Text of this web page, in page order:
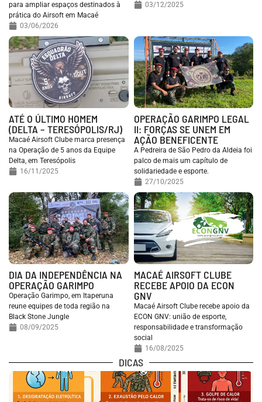
para ampliar espaços destinados à
prática do Airsoft em Macaé
03/06/2026
03/12/2025
ATÉ O ÚLTIMO HOMEM
(DELTA – TERESÓPOLIS/RJ)
Macaé Airsoft Clube marca presença
na Operação de 5 anos da Equipe
Delta, em Teresópolis
16/11/2025
OPERAÇÃO GARIMPO LEGAL
II: FORÇAS SE UNEM EM
AÇÃO BENEFICENTE
A Pedreira de São Pedro da Aldeia foi
palco de mais um capítulo de
solidariedade e esporte.
27/10/2025
DIA DA INDEPENDÊNCIA NA
OPERAÇÃO GARIMPO
Operação Garimpo, em Itaperuna
reune equipes de toda região na
Black Stone Jungle
08/09/2025
MACAÉ AIRSOFT CLUBE
RECEBE APOIO DA ECON
GNV
Macaé Airsoft Clube recebe apoio da
ECON GNV: união de esporte,
responsabilidade e transformação
social
16/08/2025
DICAS